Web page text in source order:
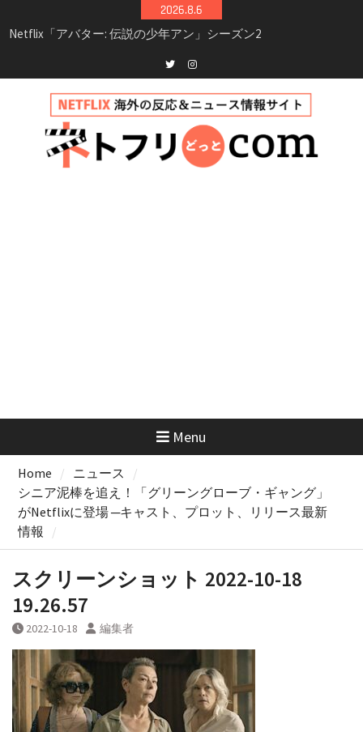
to
2026.8.6
シーズン3最新情報
Netflix映画「ボイスメールで恋をして」キャス
イッチ主演ロマコメ
新決定！2027年撮影開始へ
兄弟大騒動のコメディ映画「リトル・ブラザ
ー」がNetflixで配信！─キャスト・あらすじ・
見どころまとめ
Twitterinstagram
Menu
Home
ニュース
シニア泥棒を追え！「グリーングローブ・ギャング」
がNetflixに登場 ─キャスト、プロット、リリース最新
情報
スクリーンショット 2022-10-18
19.26.57
2022-10-18 編集者